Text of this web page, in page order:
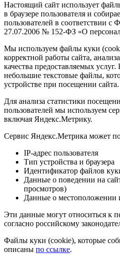
Настоящий сайт использует
в браузере пользователя и
пользователей в соответствии с
27.07.2006 № 152-ФЗ «О
Мы используем файлы куки
корректной работы сайта,
качества предоставляемых
небольшие текстовые файлы,
устройстве при посещении сайта.
Для анализа статистики
пользователей мы используем
включая Яндекс.Метрику.
Сервис Яндекс.Метрика может
IP-адрес пользователя
Тип устройства и браузера
Идентификатор файлов
Данные о поведении на
просмотров)
Данные о местоположении
Эти данные могут относиться к
согласно российскому
Файлы куки (cookie), которые
описаны по ссылке.